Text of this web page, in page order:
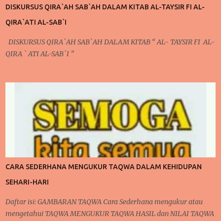
ada niat ingin berubah, niat ingin berubah menjadi lebih baik
inilah yang akan kita bicarakan kali ini. Poin Kedua ; Taubat dan
DISKURSUS QIRA`AH SAB`AH DALAM KITAB AL-TAYSIR FI AL-
QIRA`ATI AL-SAB`I
DISKURSUS QIRA`AH SAB`AH DALAM KITAB “ AL- TAYSIR FI AL-
QIRA ` ATI AL-SAB`I ”
CARA SEDERHANA MENGUKUR TAQWA DALAM KEHIDUPAN
SEHARI-HARI
Daftar isi: GAMBARAN TAQWA Cara Sederhana mengukur atau
mengetahui TAQWA MENGUKUR TAQWA HASIL dan NILAI TAQWA